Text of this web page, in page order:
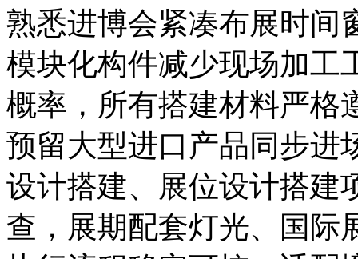
熟悉进博会紧凑布展时间
模块化构件减少现场加工
概率，所有搭建材料严格
预留大型进口产品同步进
设计搭建、展位设计搭建
查，展期配套灯光、国际